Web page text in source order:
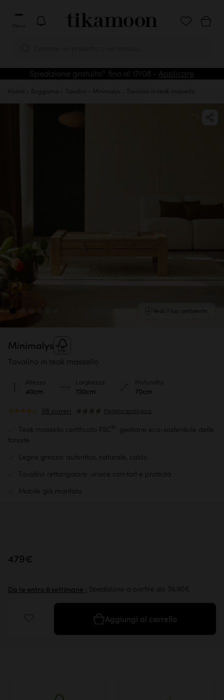
Menu
Spedizione gratuita* fino al 17/08 - Applicare
Vedi il tuo ambiente
Home Soggiorno Tavolini Minimalys - Tavolino in teak massello
Minimalys
Tavolino in teak massello
98 pareri Pagella ecologica
Teak massello certificato FSC
: gestione eco-sostenibile delle
foreste
Legno grezzo: autentico, naturale, caldo
Tavolino rettangolare: unisce comfort e praticità
Mobile già montato
Altezza
40cm
Larghezza
120cm
Profondità
70cm
479€
Aggiungi al carrello
Da te entro 6 settimane : Spedizione a partire da 39,90€